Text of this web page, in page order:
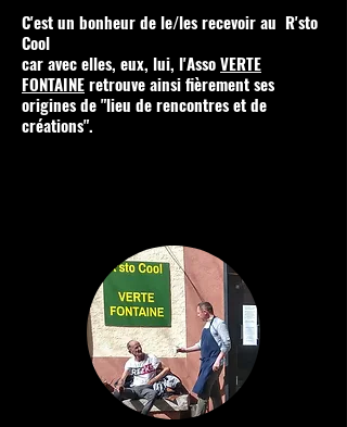
C'est un bonheur de le/les recevoir au R'sto
Cool
car avec elles, eux, lui, l'AssoVERTE
FONTAINEretrouve ainsi fièrement ses
origines de "lieu de rencontres et de
créations".